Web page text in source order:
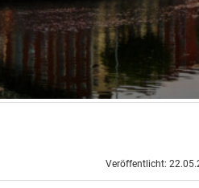
Veröffentlicht: